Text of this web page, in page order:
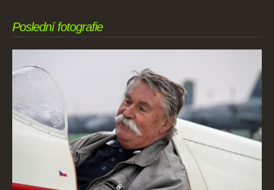
Poslední fotografie